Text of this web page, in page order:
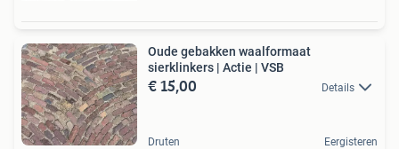
Oude gebakken waalformaat
sierklinkers | Actie | VSB
€ 15,00 Details
Druten Eergisteren